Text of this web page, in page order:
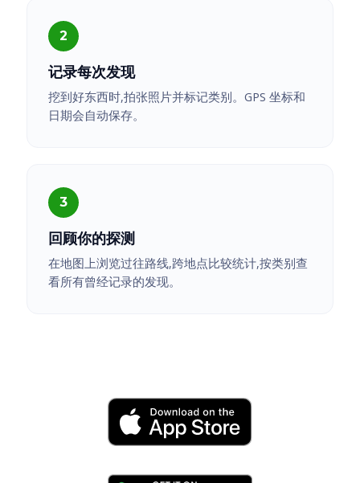
记录每次发现
挖到好东西时,拍张照片并标记类别。GPS 坐标和
日期会自动保存。
回顾你的探测
在地图上浏览过往路线,跨地点比较统计,按类别查
看所有曾经记录的发现。